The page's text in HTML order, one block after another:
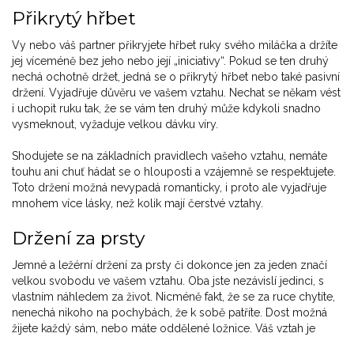
Přikrytý hřbet
Vy nebo váš partner přikryjete hřbet ruky svého miláčka a držíte
jej víceméně bez jeho nebo její „iniciativy“. Pokud se ten druhý
nechá ochotně držet, jedná se o přikrytý hřbet nebo také pasivní
držení. Vyjadřuje důvěru ve vašem vztahu. Nechat se někam vést
i uchopit ruku tak, že se vám ten druhý může kdykoli snadno
vysmeknout, vyžaduje velkou dávku víry.
Shodujete se na základních pravidlech vašeho vztahu, nemáte
touhu ani chuť hádat se o hlouposti a vzájemně se respektujete.
Toto držení možná nevypadá romanticky, i proto ale vyjadřuje
mnohem více lásky, než kolik mají čerstvé vztahy.
Držení za prsty
Jemné a ležérní držení za prsty či dokonce jen za jeden značí
velkou svobodu ve vašem vztahu. Oba jste nezávislí jedinci, s
vlastním náhledem za život. Nicméně fakt, že se za ruce chytíte,
nenechá nikoho na pochybách, že k sobě patříte. Dost možná
žijete každý sám, nebo máte oddělené ložnice. Váš vztah je